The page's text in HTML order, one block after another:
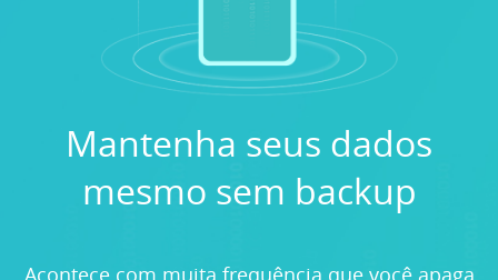
Soluções
Download
Mantenha seus dados
mesmo sem backup
Acontece com muita frequência que você apaga